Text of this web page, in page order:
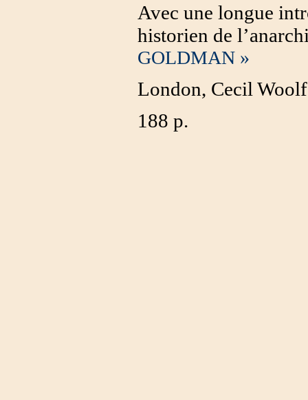
Avec une longue
historien de
GOLDMAN »
London, Cecil
188 p.